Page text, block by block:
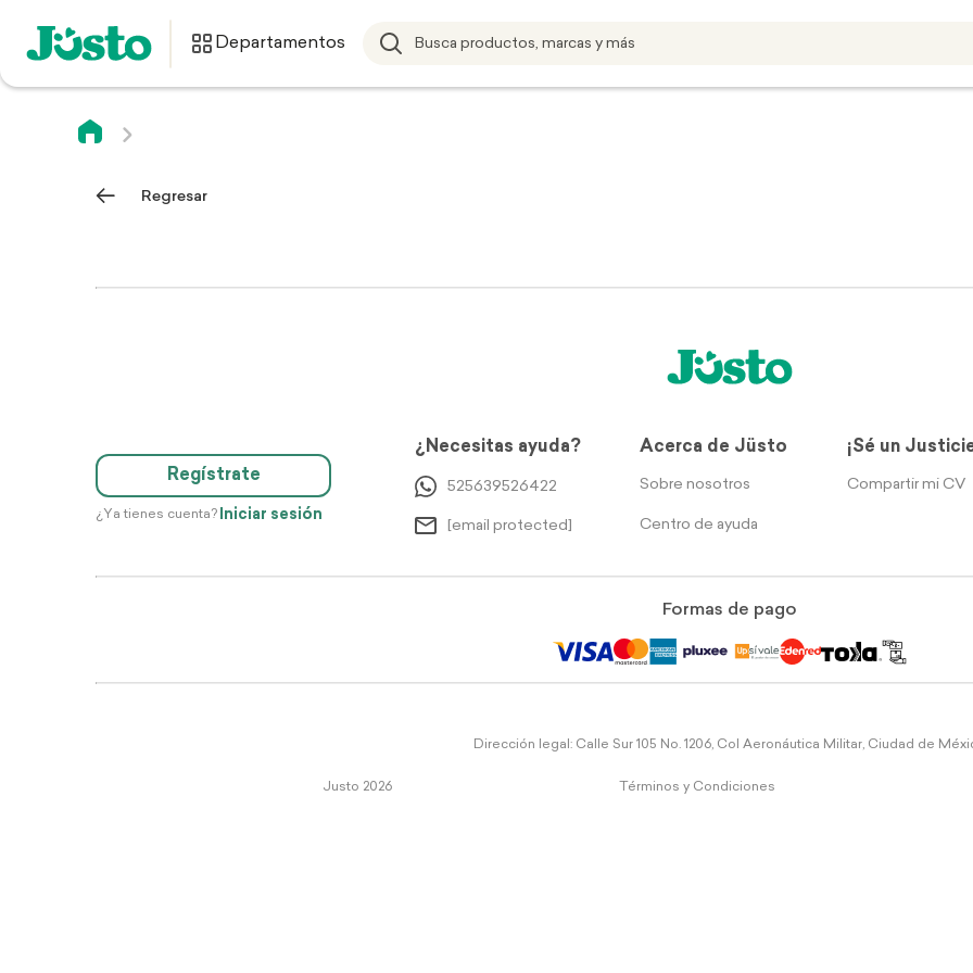
Departamentos
Regresar
Regístrate
¿Ya tienes cuenta? Iniciar sesión
¿Necesitas ayuda?
525639526422
[email protected]
Acerca de Jüsto
Sobre nosotros
Centro de ayuda
¡Sé un
Compartir mi CV
Formas de pago
Dirección legal: Calle Sur 105 No. 1206, Col Aeronáutica Militar, Ciudad de
Justo 2026 Términos y Condiciones